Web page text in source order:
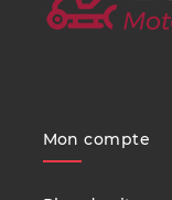
Mon compte